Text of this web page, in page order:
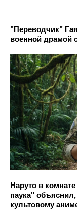
"Переводчик"
военной драмой
Наруто в
паука"
культовому